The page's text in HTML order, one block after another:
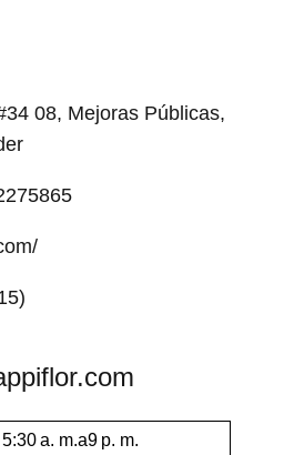
08, Mejoras Públicas,
5:30 a. m.a9 p. m.